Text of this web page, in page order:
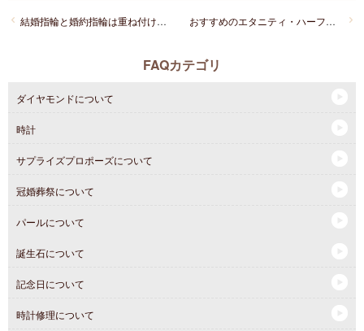
おすすめのエタニティ・ハーフエタニティリングを教えてください。
結婚指輪と婚約指輪は重ね付けするものですか？
FAQカテゴリ
ダイヤモンドについて
時計
サプライズプロポーズについて
冠婚葬祭について
パールについて
誕生石について
記念日について
時計修理について